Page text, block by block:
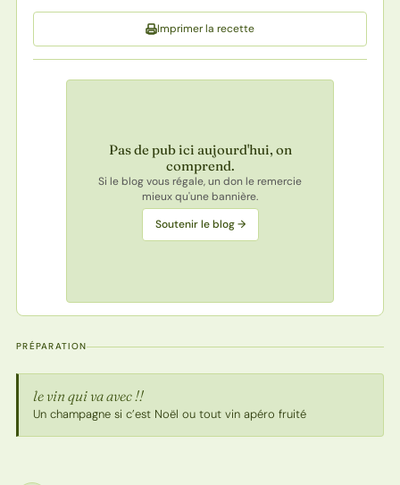
Imprimer la recette
Pas de pub ici aujourd'hui, on
comprend.
Si le blog vous régale, un don le remercie
mieux qu'une bannière.
Soutenir le blog →
PRÉPARATION
le vin qui va avec !!
Un champagne si c’est Noël ou tout vin apéro fruité